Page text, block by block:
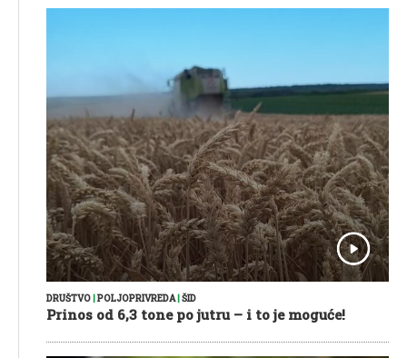
DRUŠTVO POLJOPRIVREDA| ŠID
Prinos od 6,3 tone po jutru – i to je moguće!